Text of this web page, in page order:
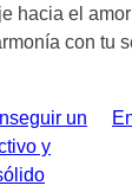
hacia el
con tu
un
y